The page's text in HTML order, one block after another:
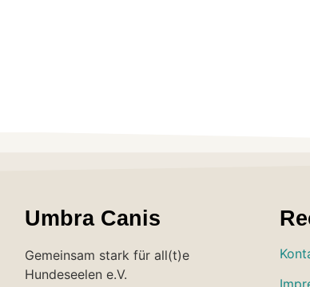
Umbra Canis
Gemeinsam stark für all(t)e
Hundeseelen e.V.